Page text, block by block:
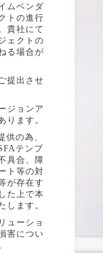
ムベンダ
トの進行
貴社にて
ェクトの
る場合が
提出させ
ジョンア
ります。
供の為、
テンプ
具合、障
ト等の対
が存在す
た上で本
します。
ューショ
害につい